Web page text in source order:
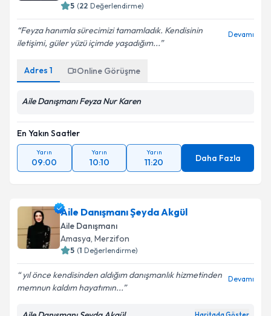
5 (22 Değerlendirme)
Feyza hanımla sürecimizi tamamladık. Kendisinin
iletişimi, güler yüzü içimde yaşadığım...
Devamı
Adres 1 Online Görüşme
Aile Danışmanı Feyza Nur Karen
En Yakın Saatler
Yarın
09:00
Yarın
10:10
Yarın
11:20 Daha Fazla
Aile Danışmanı Şeyda Akgül
Aile Danışmanı
Amasya, Merzifon
5 (1 Değerlendirme)
yıl önce kendisinden aldığım danışmanlık hizmetinden
memnun kaldım hayatımın...
Devamı